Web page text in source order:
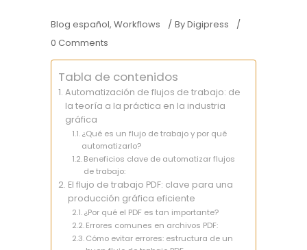
Blog español, Workflows ByDigipress
0 Comments
Tabla de contenidos
Automatización de flujos de trabajo: de
la teoría a la práctica en la industria
gráfica
¿Qué es un flujo de trabajo y por qué
automatizarlo?
Beneficios clave de automatizar flujos
de trabajo:
El flujo de trabajo PDF: clave para una
producción gráfica eficiente
¿Por qué el PDF es tan importante?
Errores comunes en archivos PDF:
Cómo evitar errores: estructura de un